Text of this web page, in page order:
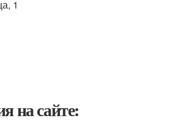
1
на сайте: